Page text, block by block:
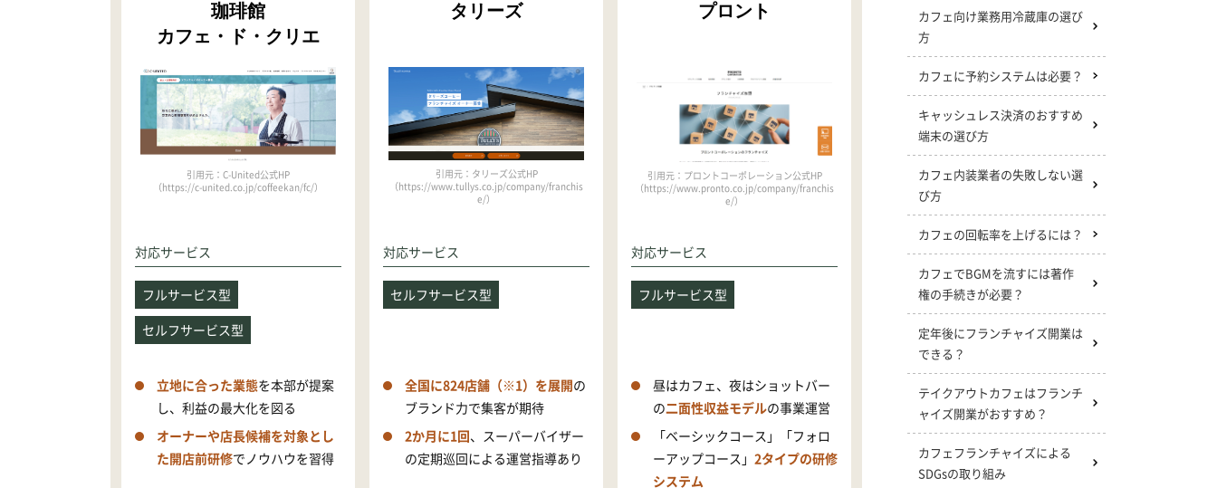
珈琲館
カフェ・ド・クリエ
引用元：C-United公式HP
（https://c-united.co.jp/coffeekan/fc/）
対応サービス
フルサービス型
セルフサービス型
立地に合った業態を本部が提案
し、利益の最大化を図る
オーナーや店長候補を対象とし
た開店前研修でノウハウを習得
タリーズ
引用元：タリーズ公式HP
（https://www.tullys.co.jp/company/franchis
e/）
対応サービス
セルフサービス型
全国に824店舗（※1）を展開の
ブランド力で集客が期待
2か月に1回、スーパーバイザー
の定期巡回による運営指導あり
プロント
引用元：プロントコーポレーション公式HP
（https://www.pronto.co.jp/company/franchis
e/）
対応サービス
フルサービス型
昼はカフェ、夜はショットバー
の二面性収益モデルの事業運営
「ベーシックコース」「フォロ
ーアップコース」 2タイプの研修
システム
カフェ向け業務用冷蔵庫の選び
方
カフェに予約システムは必要？
キャッシュレス決済のおすすめ
端末の選び方
カフェ内装業者の失敗しない選
び方
カフェの回転率を上げるには？
カフェでBGMを流すには著作
権の手続きが必要？
定年後にフランチャイズ開業は
できる？
テイクアウトカフェはフランチ
ャイズ開業がおすすめ？
カフェフランチャイズによる
SDGsの取り組み